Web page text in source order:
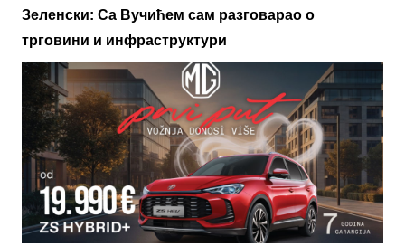
Зеленски: Са Вучићем сам разговарао о
трговини и инфраструктури